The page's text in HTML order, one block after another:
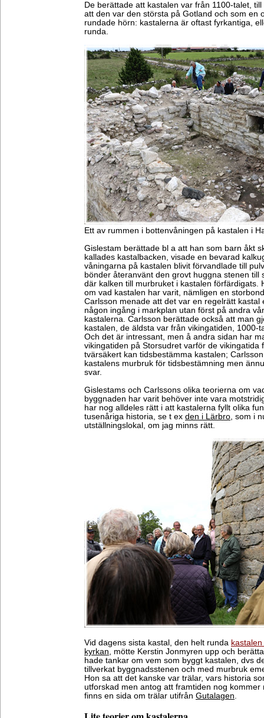
De berättade att kastalen var från 1100-talet,
att den var den största på Gotland och som en
rundade hörn: kastalerna är oftast fyrkantiga,
runda.
Ett av rummen i bottenvåningen på kastalen i
Gislestam berättade bl a att han som barn åkt
kallades kastalbacken, visade en bevarad
våningarna på kastalen blivit förvandlade till
bönder återanvänt den grovt huggna stenen till
där kalken till murbruket i kastalen förfärdigats.
om vad kastalen har varit, nämligen en
Carlsson menade att det var en regelrätt kastal
någon ingång i markplan utan först på andra
kastalerna. Carlsson berättade också att man
kastalen, de äldsta var från vikingatiden, 1000-
Och det är intressant, men å andra sidan har
vikingatiden på Storsudret varför de vikingatida
tvärsäkert kan tidsbestämma kastalen;
kastalens murbruk för tidsbestämning men
svar.
Gislestams och Carlssons olika teorierna om
byggnaden har varit behöver inte vara
har nog alldeles rätt i att kastalerna fyllt olika
tusenåriga historia, se t ex den i Lärbro, som i
utställningslokal, om jag minns rätt.
Vid dagens sista kastal, den helt runda
kyrkan, mötte Kerstin Jonmyren upp och
hade tankar om vem som byggt kastalen, dvs
tillverkat byggnadsstenen och med murbruk
Hon sa att det kanske var trälar, vars historia
utforskad men antog att framtiden nog kommer
finns en sida om trälar utifrån Gutalagen.